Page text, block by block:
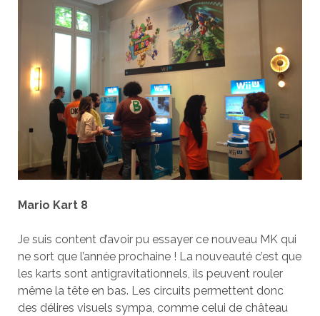
Mario Kart 8
Je suis content d’avoir pu essayer ce nouveau MK qui
ne sort que l’année prochaine ! La nouveauté c’est que
les karts sont antigravitationnels, ils peuvent rouler
même la tête en bas. Les circuits permettent donc
des délires visuels sympa, comme celui de château